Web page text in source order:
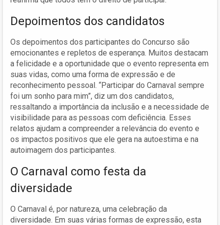
Depoimentos dos candidatos
Os depoimentos dos participantes do Concurso são
emocionantes e repletos de esperança. Muitos destacam
a felicidade e a oportunidade que o evento representa em
suas vidas, como uma forma de expressão e de
reconhecimento pessoal. “Participar do Carnaval sempre
foi um sonho para mim”, diz um dos candidatos,
ressaltando a importância da inclusão e a necessidade de
visibilidade para as pessoas com deficiência. Esses
relatos ajudam a compreender a relevância do evento e
os impactos positivos que ele gera na autoestima e na
autoimagem dos participantes.
O Carnaval como festa da
diversidade
O Carnaval é, por natureza, uma celebração da
diversidade. Em suas várias formas de expressão, esta